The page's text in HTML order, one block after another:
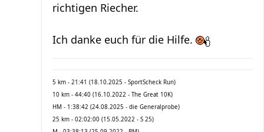
richtigen Riecher.
Ich danke euch für die Hilfe.
5 km - 21:41 (18.10.2025 - SportScheck Run)
10 km - 44:40 (16.10.2022 - The Great 10K)
HM - 1:38:42 (24.08.2025 - die Generalprobe)
25 km - 02:02:00 (15.05.2022 - S 25)